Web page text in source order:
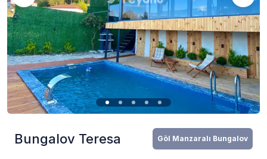
Bungalov Teresa Göl Manzaralı Bungalov